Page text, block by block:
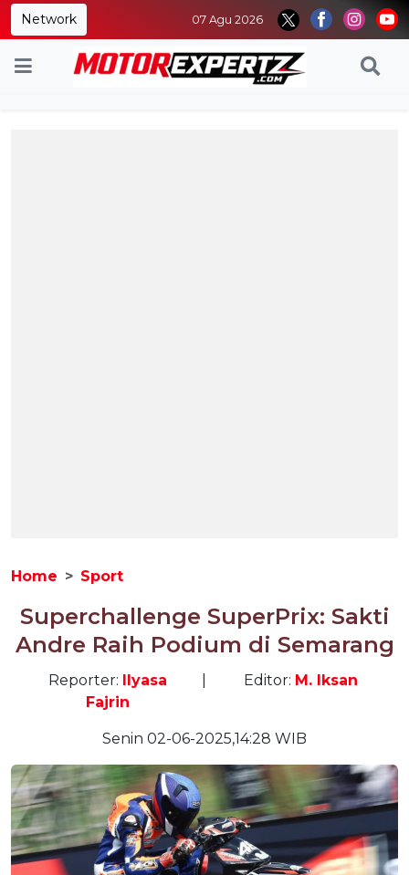
Network 07 Agu 2026
Home Sport
Superchallenge SuperPrix: Sakti
Andre Raih Podium di Semarang
Reporter: Ilyasa
Fajrin
Editor: M. Iksan
Senin 02-06-2025,14:28 WIB